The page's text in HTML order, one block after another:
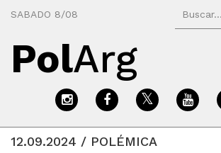
SABADO 8/08
PolArg
12.09.2024 / POLÉMICA